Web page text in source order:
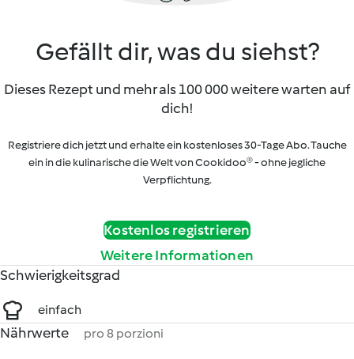
Gefällt dir, was du siehst?
Dieses Rezept und mehr als 100 000 weitere warten auf
dich!
Registriere dich jetzt und erhalte ein kostenloses 30-Tage Abo. Tauche
ein in die kulinarische die Welt von Cookidoo® - ohne jegliche
Verpflichtung.
Kostenlos registrieren
Weitere Informationen
Schwierigkeitsgrad
einfach
Nährwerte pro 8 porzioni